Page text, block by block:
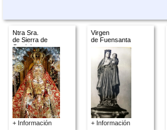
Ntra Sra.
de Sierra de
Cordoba
+ Información
Virgen
de Fuensanta
+ Información